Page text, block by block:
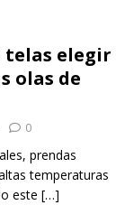
telas elegir
olas de
0
prendas
temperaturas
este […]